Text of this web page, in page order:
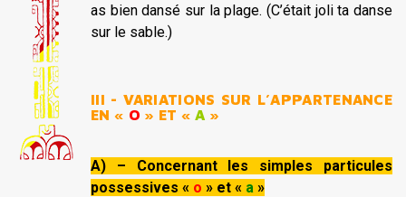
as bien dansé sur la plage. (C’était joli ta danse
sur le sable.)
III - VARIATIONS SUR L’APPARTENANCE
EN « O » ET «A »
A) – Concernant les simples particules
possessives « o » et « a »